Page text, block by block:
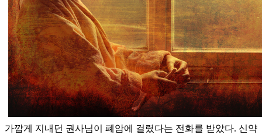
가깝게 지내던 권사님이 폐암에 걸렸다는 전화를 받았다. 신약